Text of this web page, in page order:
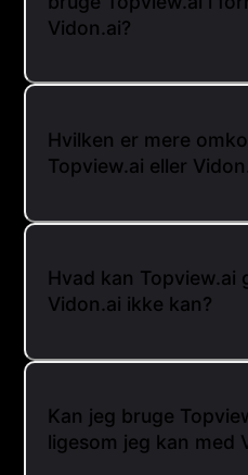
Vidon.ai?
Hvilken er mere
Topview.ai eller
Hvad kan Topview.ai
Vidon.ai ikke kan?
Kan jeg bruge
ligesom jeg kan med